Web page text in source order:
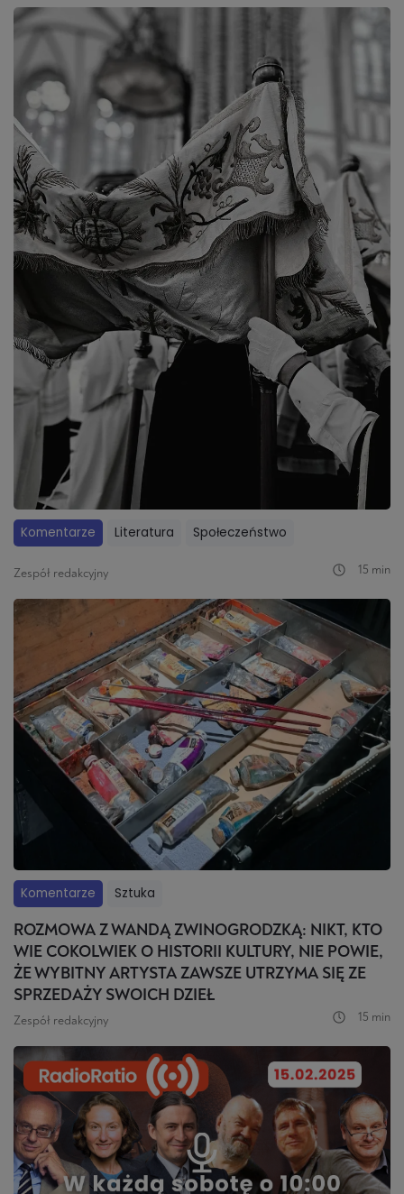
Komentarze Literatura Społeczeństwo
Zespół redakcyjny 15 min
Komentarze Sztuka
ROZMOWA Z WANDĄ ZWINOGRODZKĄ: NIKT, KTO
WIE COKOLWIEK O HISTORII KULTURY, NIE POWIE,
ŻE WYBITNY ARTYSTA ZAWSZE UTRZYMA SIĘ ZE
SPRZEDAŻY SWOICH DZIEŁ
Zespół redakcyjny 15 min